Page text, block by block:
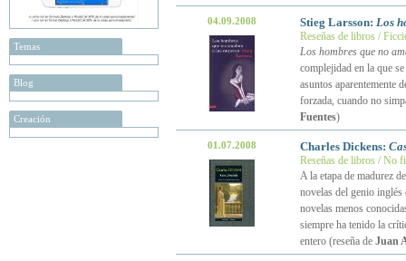
Temas
Blog
Creación
04.09.2008 Stieg Larsson: Los
Reseñas de libros /
Los hombres que no
complejidad en la que
asuntos aparentemente
forzada, cuando no
Fuentes)
01.07.2008 Charles Dickens:
Reseñas de libros / No
A la etapa de madurez
novelas del genio inglés
novelas menos
siempre ha tenido la
entero (reseña de Juan